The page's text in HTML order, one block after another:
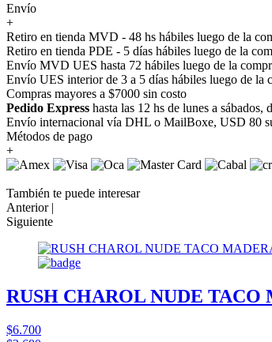
Envío
+
Retiro en tienda MVD - 48 hs hábiles luego de la
Retiro en tienda PDE - 5 días hábiles luego de la
Envío MVD UES hasta 72 hábiles luego de la
Envío UES interior de 3 a 5 días hábiles luego de la
Compras mayores a $7000 sin costo
Pedido Express hasta las 12 hs de lunes a
Envío internacional vía DHL o MailBoxe, USD 80
Métodos de pago
+
También te puede interesar
Anterior |
Siguiente
RUSH CHAROL NUDE TACO
$6.700